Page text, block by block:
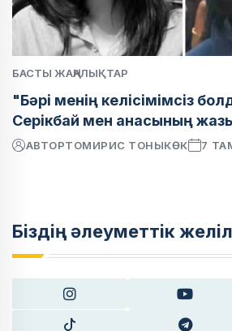
БАСТЫ ЖАҢАЛЫҚТАР
"Бәрі менің келісімімсіз
Серікбай мен анасының
АВТОРТОМИРИС ТОНЫКӨК 7
Біздің әлеуметтік